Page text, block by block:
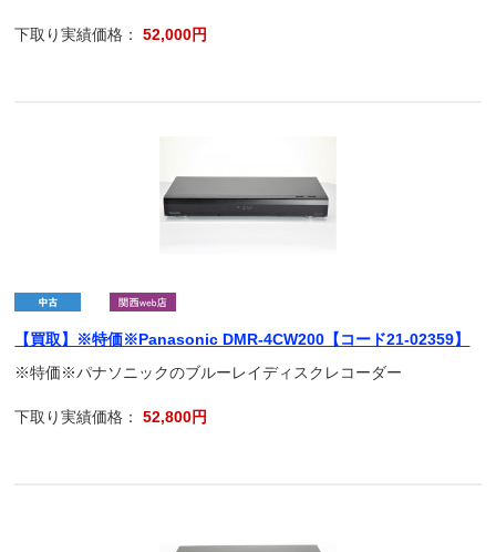
下取り実績価格：52,000円
【買取】※特価※Panasonic DMR-4CW200【コード21-02359】
※特価※パナソニックのブルーレイディスクレコーダー
下取り実績価格：52,800円